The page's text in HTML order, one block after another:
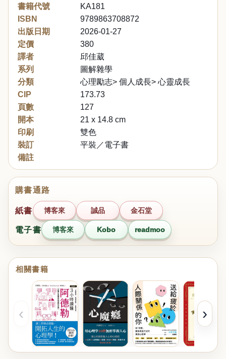
書籍代號
KA181
ISBN
9789863708872
出版日期
2026-01-27
定價
380
譯者
邱佳葳
系列
圖解雜學
分類
心理勵志> 個人成長> 心靈成長
CIP
173.73
頁數
127
開本
21 x 14.8 cm
印刷
雙色
裝訂
平裝／電子書
備註
購書通路
紙書 博客來 誠品 金石堂
電子書 博客來 Kobo readmoo
相關書籍
‹ ›